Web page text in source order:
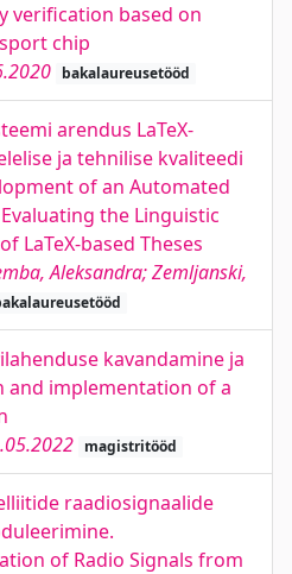
verification based on
chip
bakalaureusetööd
arendus LaTeX-
ja tehnilise kvaliteedi
of an Automated
the Linguistic
LaTeX-based Theses
Aleksandra; Zemljanski,
kavandamine ja
and implementation of a
magistritööd
raadiosignaalide
of Radio Signals from